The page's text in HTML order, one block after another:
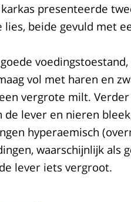
presenteerde
beide gevuld met
vol met haren en
vergrote milt.
de lever en nieren
hyperaemisch
waarschijnlijk als
lever iets vergroot.